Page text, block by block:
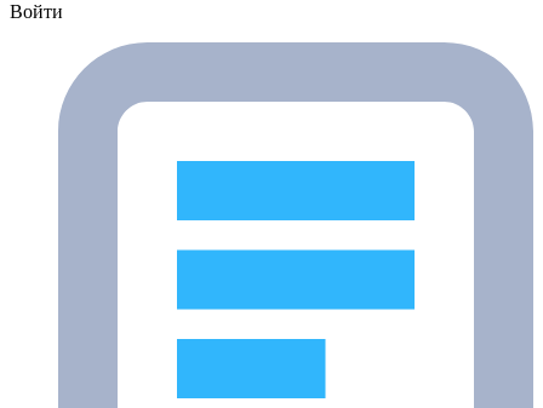
Войти